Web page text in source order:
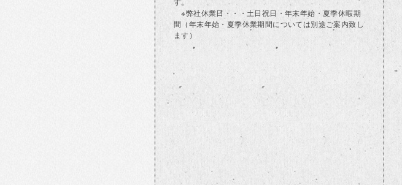
す。
※弊社休業日・・・土日祝日・年末年始・夏季休暇期
間（年末年始・夏季休業期間については別途ご案内致し
ます）